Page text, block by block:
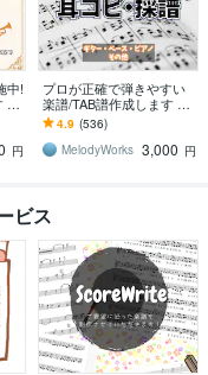
中!
円
プロが正確で弾きやすい
楽譜/TAB譜作成します 採
譜実績1000件！あなた
の"弾きたい"をお手伝いし
ます。
4.9 (536)
MelodyWorks 3,000 円
ビス